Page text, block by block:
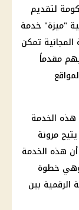
لتقديم
"ميزة" خدمة
المجانية تمكن
قيمة راتبهم مقدماً
هذه الخدمة
مرونة
أن هذه الخدمة
وهي خطوة
الرقمية بين